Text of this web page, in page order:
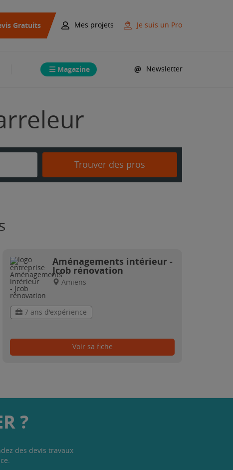
Gratuits Mes projets Je suis un Pro
Magazine Newsletter
Trouver des pros
Aménagements intérieur -
Jcob rénovation
Amiens
7 ans d'expérience
Voir sa fiche
?
des devis travaux